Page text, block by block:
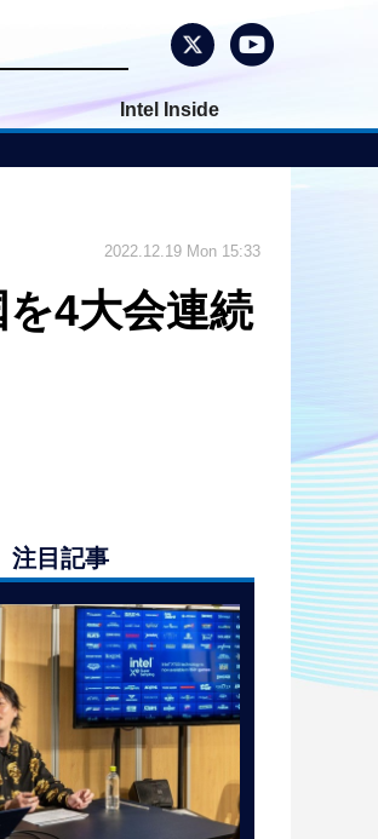
Intel Inside
4大会連続
2022.12.19 Mon 15:33
注目記事